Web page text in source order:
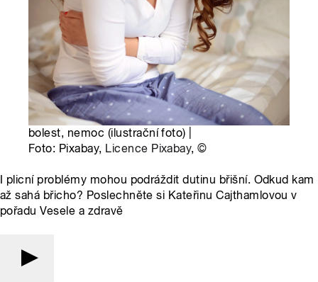
bolest, nemoc (ilustrační foto) |
Foto: Pixabay, Licence Pixabay,©
I plicní problémy mohou podráždit dutinu břišní. Odkud kam
až sahá břicho? Poslechněte si Kateřinu Cajthamlovou v
pořadu Vesele a zdravě